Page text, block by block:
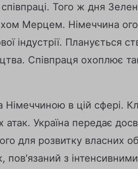
Того ж дня
Мерцем. Німеччина
індустрії. Планується
Співпраця охоплює
Німеччиною в цій сфері.
атак. Україна передає
для розвитку власних
з